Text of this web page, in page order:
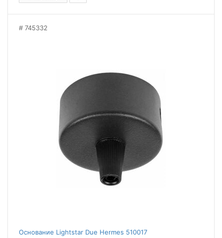
745332
Основание Lightstar Due Hermes 510017